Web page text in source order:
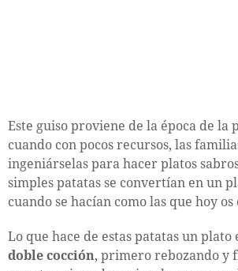
Este guiso proviene de la época de la
cuando con pocos recursos, las
ingeniárselas para hacer platos
simples patatas se convertían en un
cuando se hacían como las que hoy os
Lo que hace de estas patatas un plato
doble cocción, primero rebozando y